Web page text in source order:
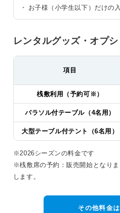
お子様（小学生以下）だけの
レンタルグッズ・オプ
項目
桟敷利用（予約可※）
パラソル付テーブル（4名用）
大型テーブル付テント（6名用）
※2026シーズンの料金です
※桟敷席の予約：販売開始となり
します。
その他料金